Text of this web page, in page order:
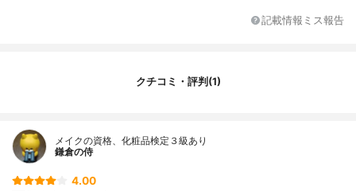
グリコシルトレハロース､ステアリン酸､パ
トコフェロール、水酸化K、セテス-１０、B
記載情報ミス報告
クチコミ・評判(1)
メイクの資格、化粧品検定３級あり
鎌倉の侍
4.00